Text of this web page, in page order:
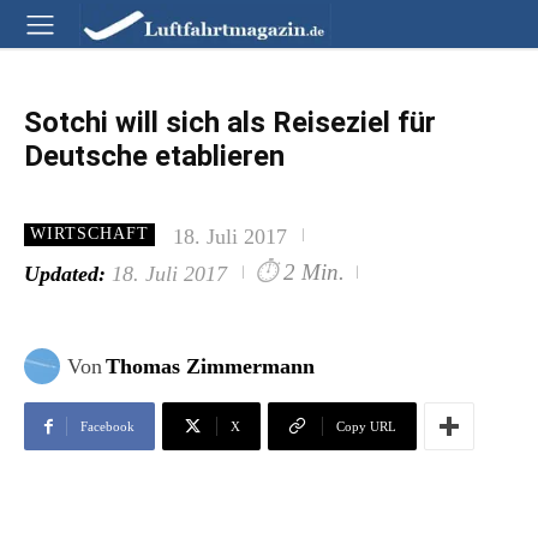
Sotchi will sich als Reiseziel für
Deutsche etablieren
WIRTSCHAFT
18. Juli 2017
Updated: 18. Juli 2017 ⏱ 2 Min.
VonThomas Zimmermann
Facebook X Copy URL